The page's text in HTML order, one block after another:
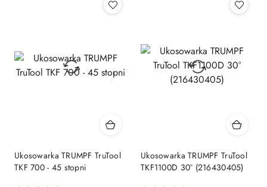
Ukosowarka TRUMPF TruTool
TKF 700 - 45 stopni
Ukosowarka TRUMPF TruTool
TKF1100D 30° (216430405)